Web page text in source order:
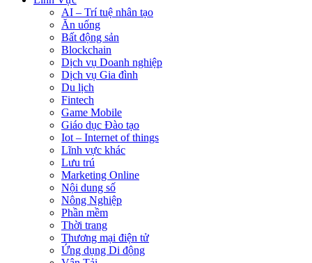
AI – Trí tuệ nhân tạo
Ăn uống
Bất động sản
Blockchain
Dịch vụ Doanh nghiệp
Dịch vụ Gia đình
Du lịch
Fintech
Game Mobile
Giáo dục Đào tạo
Iot – Internet of things
Lĩnh vực khác
Lưu trú
Marketing Online
Nội dung số
Nông Nghiệp
Phần mềm
Thời trang
Thương mại điện tử
Ứng dụng Di động